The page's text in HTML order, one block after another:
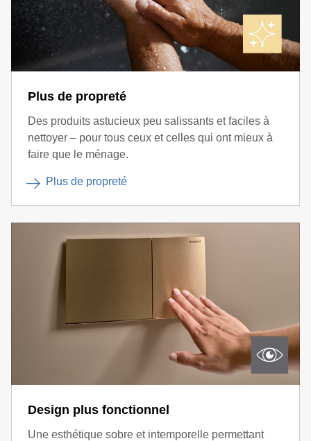
Plus de propreté
Des produits astucieux peu salissants et faciles à
nettoyer – pour tous ceux et celles qui ont mieux à
faire que le ménage.
Plus de propreté
Design plus fonctionnel
Une esthétique sobre et intemporelle permettant